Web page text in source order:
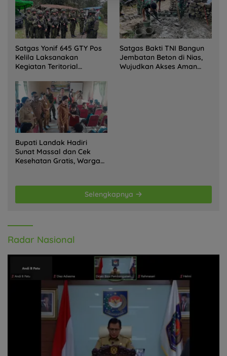
Satgas Yonif 645 GTY Pos
Kelila Laksanakan
Kegiatan Teritorial
Tokoh Adat dan Lurah
Satgas Bakti TNI Bangun
Jembatan Beton di Nias,
Wujudkan Akses Aman
Bupati Landak Hadiri
Sunat Massal dan Cek
Kesehatan Gratis, Warga
Selengkapnya
Radar Nasional